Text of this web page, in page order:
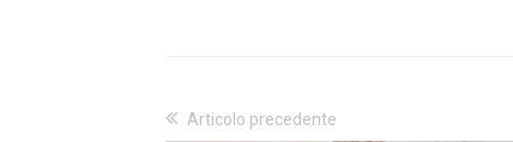
Articolo precedente